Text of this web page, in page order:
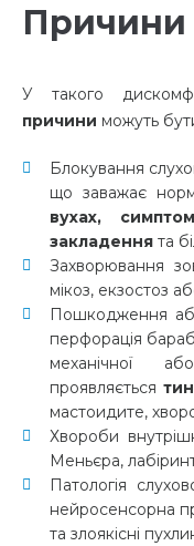
Причини
У такого
причини можуть
Блокування
що заважає
вухах,
закладення та
Захворювання
мікоз, екзостоз
Пошкодження
перфорація
механічної
проявляється
мастоидите,
Хвороби
Меньєра,
Патологія
нейросенсорна
та злоякісні